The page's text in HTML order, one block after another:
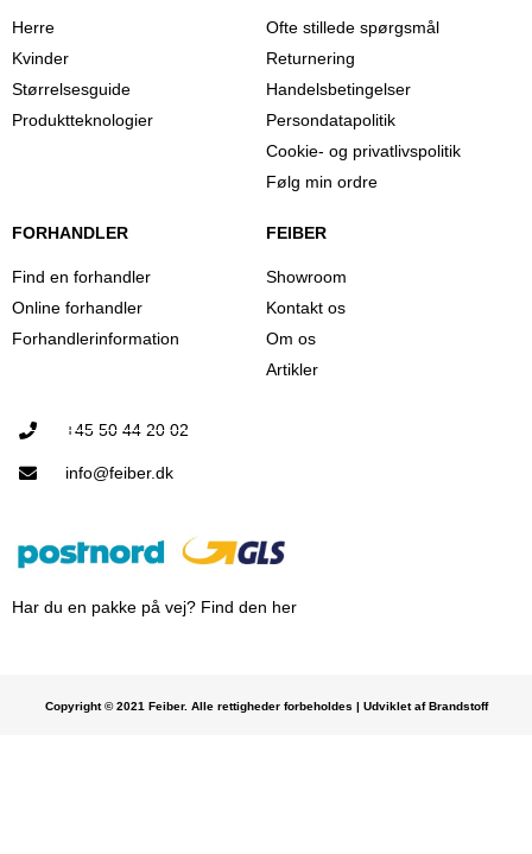
Herre
Kvinder
Størrelsesguide
Produktteknologier
Ofte stillede spørgsmål
Returnering
Handelsbetingelser
Persondatapolitik
Cookie- og privatlivspolitik
Følg min ordre
FORHANDLER
Find en forhandler
Online forhandler
Forhandlerinformation
FEIBER
Showroom
Kontakt os
Om os
Artikler
+45 50 44 20 02
info@feiber.dk
Har du en pakke på vej? Find den her
Copyright © 2021 Feiber. Alle rettigheder forbeholdes | Udviklet af Brandstoff